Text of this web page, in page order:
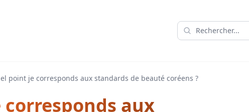
point je corresponds aux standards de beauté coréens ?
aux